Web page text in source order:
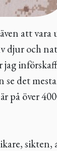
att
och
se det
på över
sikten,